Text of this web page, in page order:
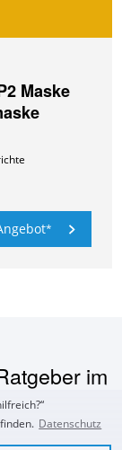
Maske
im
Datenschutz